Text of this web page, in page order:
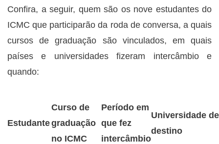
Confira, a seguir, quem são os nove estudantes do
ICMC que participarão da roda de conversa, a quais
cursos de graduação são vinculados, em quais
países e universidades fizeram intercâmbio e
quando:
Estudante
Curso de
graduação
no ICMC
Período em
que fez
intercâmbio
Universidade de
destino